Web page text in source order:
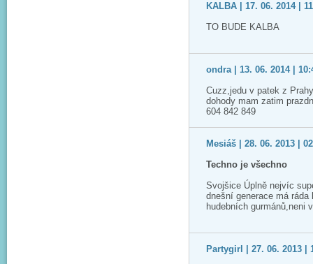
KALBA | 17. 06. 2014 |
TO BUDE KALBA
ondra | 13. 06. 2014 |
Cuzz,jedu v patek z
dohody mam zatim
604 842 849
Mesiáš | 28. 06. 2013 |
Techno je všechno
Svojšice Úplně nejvíc
dnešní generace má
hudebních
Partygirl | 27. 06. 2013 |